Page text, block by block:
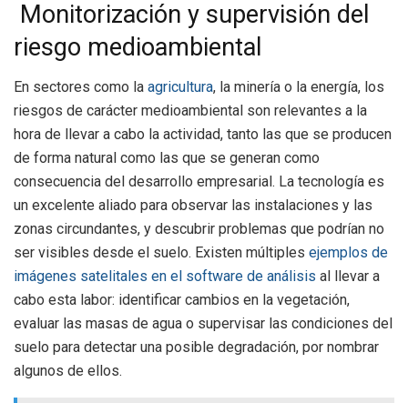
Monitorización y supervisión del
riesgo medioambiental
En sectores como la agricultura, la minería o la energía, los
riesgos de carácter medioambiental son relevantes a la
hora de llevar a cabo la actividad, tanto las que se producen
de forma natural como las que se generan como
consecuencia del desarrollo empresarial. La tecnología es
un excelente aliado para observar las instalaciones y las
zonas circundantes, y descubrir problemas que podrían no
ser visibles desde el suelo. Existen múltiples ejemplos de
imágenes satelitales en el software de análisis al llevar a
cabo esta labor: identificar cambios en la vegetación,
evaluar las masas de agua o supervisar las condiciones del
suelo para detectar una posible degradación, por nombrar
algunos de ellos.